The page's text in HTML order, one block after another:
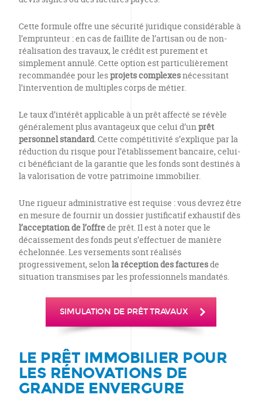
Cette formule offre une sécurité juridique considérable à
l’emprunteur : en cas de faillite de l’artisan ou de non-
réalisation des travaux, le crédit est purement et
simplement annulé. Cette option est particulièrement
recommandée pour lesprojets complexesnécessitant
l’intervention de multiples corps de métier.
Le taux d’intérêt applicable à un prêt affecté se révèle
généralement plus avantageux que celui d’unprêt
personnel standard. Cette compétitivité s’explique par la
réduction du risque pour l’établissement bancaire, celui-
ci bénéficiant de la garantie que les fonds sont destinés à
la valorisation de votre patrimoine immobilier.
Une rigueur administrative est requise : vous devrez être
en mesure de fournir un dossier justificatif exhaustif dès
l’acceptation de l’offrede prêt. Il est à noter que le
décaissement des fonds peut s’effectuer de manière
échelonnée. Les versements sont réalisés
progressivement, selonla réception des facturesde
situation transmises par les professionnels mandatés.
SIMULATION DE PRÊT TRAVAUX
LE PRÊT IMMOBILIER POUR
LES RÉNOVATIONS DE
GRANDE ENVERGURE